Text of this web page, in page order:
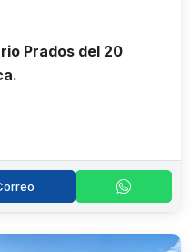
Prados del 20